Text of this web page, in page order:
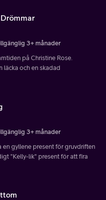
3+ månader
på Christine Rose.
läcka och en skadad
3+ månader
en gyllene present för gruvdriften
"Kelly-lik" present för att fira